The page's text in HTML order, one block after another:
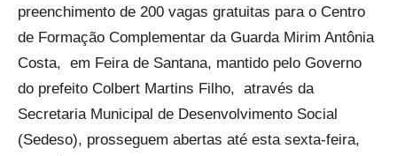
preenchimento de 200 vagas gratuitas para o Centro
de Formação Complementar da Guarda Mirim Antônia
Costa, em Feira de Santana, mantido pelo Governo
do prefeito Colbert Martins Filho, através da
Secretaria Municipal de Desenvolvimento Social
(Sedeso), prosseguem abertas até esta sexta-feira,